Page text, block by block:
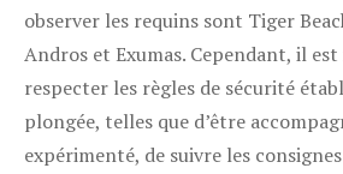
observer les requins sont Tiger
Andros et Exumas. Cependant, il
respecter les règles de sécurité
plongée, telles que d’être
expérimenté, de suivre les